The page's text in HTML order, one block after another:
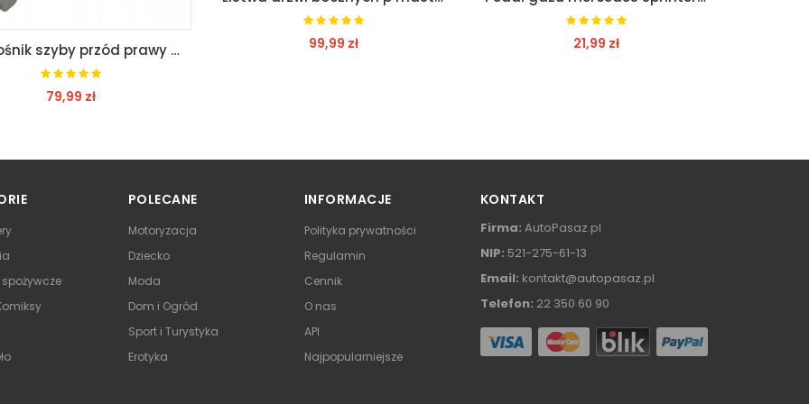
99,99 zł
ZOBACZ
21,99 zł 139,99 zł
POLECANE
Motoryzacja
Dziecko
Moda
Dom i Ogród
Sport i Turystyka
Erotyka
INFORMACJE
Polityka prywatności
Regulamin
Cennik
O nas
API
Najpopularniejsze
KONTAKT
Firma: AutoPasaz.pl
NIP: 521-275-61-13
Email: kontakt@autopasaz.pl
Telefon: 22 350 60 90